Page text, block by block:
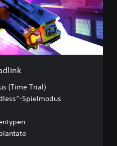
(Time Trial)
Spielmodus